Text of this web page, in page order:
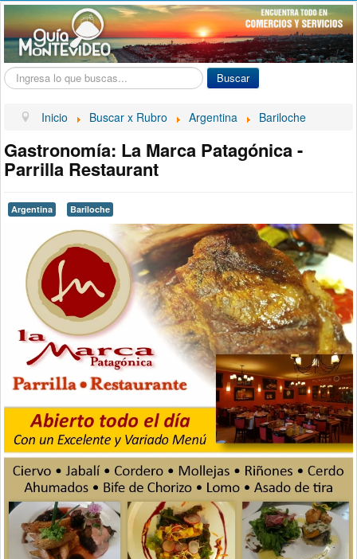
Buscar... Buscar
Inicio Buscar x Rubro Argentina Bariloche
Gastronomía: La Marca Patagónica -
Parrilla Restaurant
Argentina Bariloche